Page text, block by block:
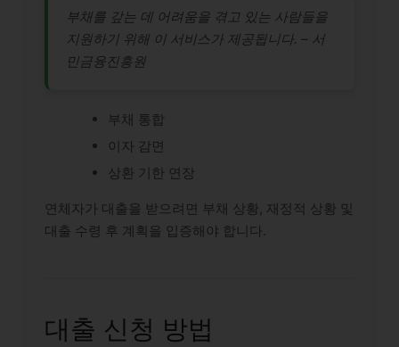
부채를 갚는 데 어려움을 겪고 있는 사람들을
지원하기 위해 이 서비스가 제공됩니다. – 서
민금융진흥원
부채 통합
이자 감면
상환 기한 연장
연체자가 대출을 받으려면 부채 상황, 재정적 상황 및
대출 수령 후 계획을 입증해야 합니다.
대출 신청 방법